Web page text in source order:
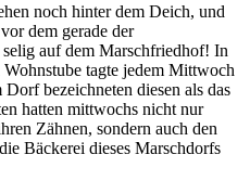
noch hinter dem Deich, und
dem gerade der
auf dem Marschfriedhof! In
tagte jedem Mittwoch
bezeichneten diesen als das
hatten mittwochs nicht nur
Zähnen, sondern auch den
Bäckerei dieses Marschdorfs